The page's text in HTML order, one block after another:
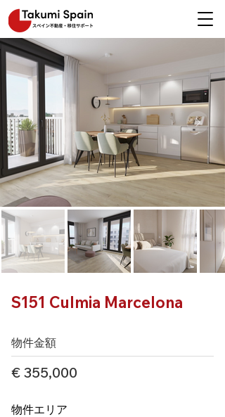
S151 Culmia Marcelona
物件金額
€ 355,000
物件エリア